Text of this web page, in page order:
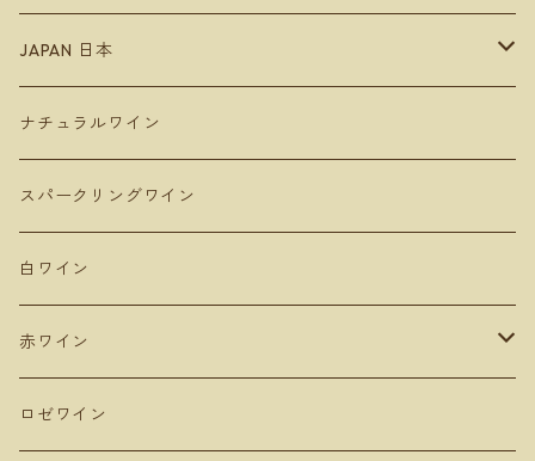
Raúl Pérez
バレンシア地方
ラ・マンチャ地方
アンダルシア地方
マドリード
シエラ・デ・グレドス
Uvas Felices COMANDO G
アラゴン
アルザス
ジュラ
JAPAN 日本
Hokkaido 北海道
Domaine Takahiko ドメーヌタカヒコ
De Montille & Hokkaido ドモンティーユ
青森
サンマモルワイナリー
新潟
ドメーヌショオ
カーブドッチ
山形
タケダワイナリー
長野
ナチュラルワイン
スパークリングワイン
白ワイン
赤ワイン
ピノ・ノワール
ロゼワイン